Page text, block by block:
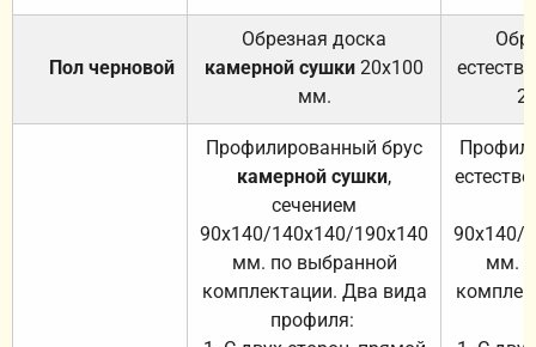
Пол черновой
Обрезная доска
камерной сушки 20х100
мм.
Профилированный брус
камерной сушки,
сечением
90х140/140х140/190х140
мм. по выбранной
комплектации. Два вида
профиля:
90х140/
мм.